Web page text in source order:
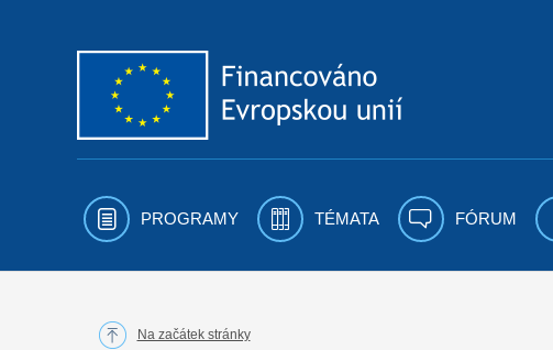
PROGRAMY TÉMATA FÓRUM
Na začátek stránky